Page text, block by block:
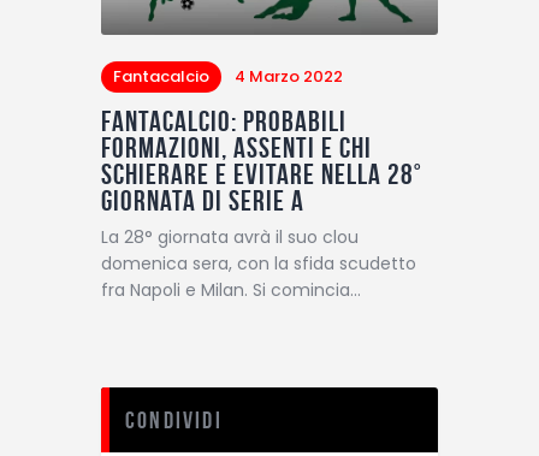
Fantacalcio 4 Marzo 2022
Fantacalcio: probabili
formazioni, assenti e chi
schierare e evitare nella 28°
giornata di Serie A
La 28° giornata avrà il suo clou
domenica sera, con la sfida scudetto
fra Napoli e Milan. Si comincia…
Condividi